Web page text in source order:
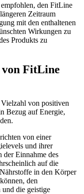
den FitLine
Zeitraum
mit den enthaltenen
Wirkungen zu
Produkts zu
FitLine
von positiven
Bezug auf Energie,
von einer
und ihrer
der Einnahme des
auf die
in den Körper
den
und die geistige